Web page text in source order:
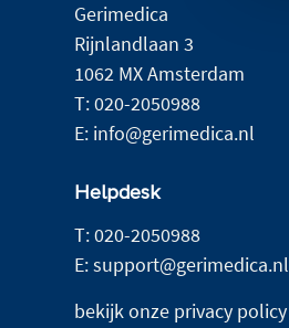
Gerimedica
Rijnlandlaan 3
1062 MX Amsterdam
T:020-2050988
E: info@gerimedica.nl
Helpdesk
T:020-2050988
E:support@gerimedica.nl
bekijk onze privacy policy